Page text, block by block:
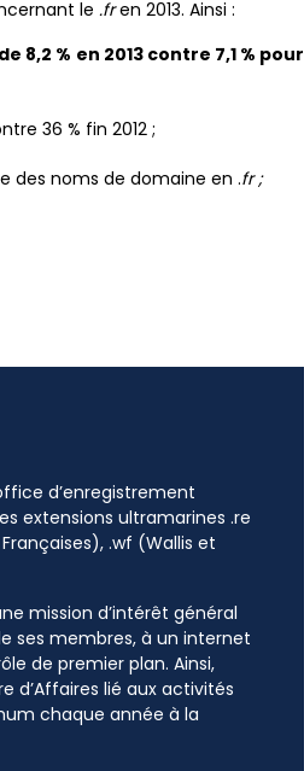
le .fren 2013. Ainsi :
8,2 % en 2013 contre 7,1 % pour
36 % fin 2012 ;
des noms de domaine en .fr ;
d’enregistrement
extensions ultramarines .re
.wf (Wallis et
mission d’intérêt général
ses membres, à un internet
de premier plan. Ainsi,
d’Affaires lié aux activités
chaque année à la